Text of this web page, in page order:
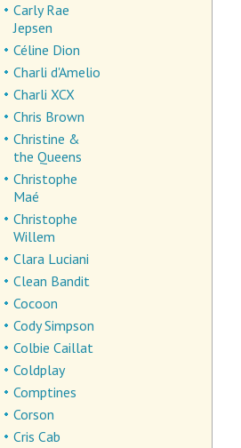
Carly Rae
Jepsen
Céline Dion
Charli d'Amelio
Charli XCX
Chris Brown
Christine &
the Queens
Christophe
Maé
Christophe
Willem
Clara Luciani
Clean Bandit
Cocoon
Cody Simpson
Colbie Caillat
Coldplay
Comptines
Corson
Cris Cab